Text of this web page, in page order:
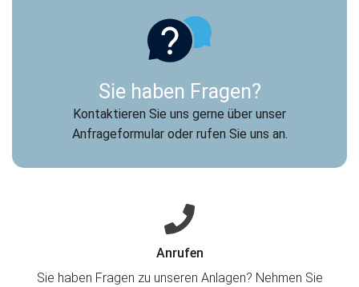
Sie haben Fragen?
Kontaktieren Sie uns gerne über unser
Anfrageformular oder rufen Sie uns an.
Anrufen
Sie haben Fragen zu unseren Anlagen? Nehmen Sie